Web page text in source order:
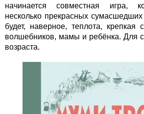
начинается совместная игра,
несколько прекрасных
будет, наверное, теплота, крепкая
волшебников, мамы и ребёнка. Для
возраста.